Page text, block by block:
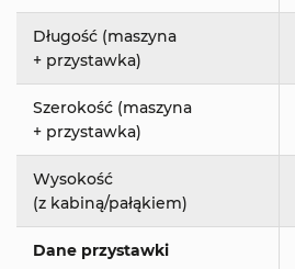
Długość (maszyna
+ przystawka)
Szerokość (maszyna
+ przystawka)
Wysokość
(z kabiną/pałąkiem)
Dane przystawki